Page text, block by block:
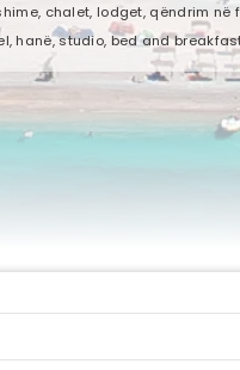
chalet, lodget, qëndrim në
hanë, studio, bed and